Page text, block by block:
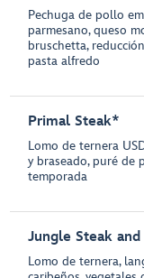
Pechuga de pollo
parmesano, queso
bruschetta,
pasta alfredo
Primal Steak*
Lomo de ternera
y braseado, puré de
temporada
Jungle Steak
Lomo de ternera,